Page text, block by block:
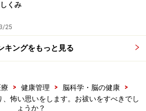
・医療従事者等による情報の提供は、診
せん。診断・治療を必要とする方は、適
おすすめいたします。記事内容は執筆者
あり、全ての方への有効性を保証するも
イトで提供する情報に基づいて被ったい
くみ
25
キングをもっと見る
> 健康管理 > 脳科学・脳の健康
>
、怖い思いをします。お祓いをすべきでし
ょうか？